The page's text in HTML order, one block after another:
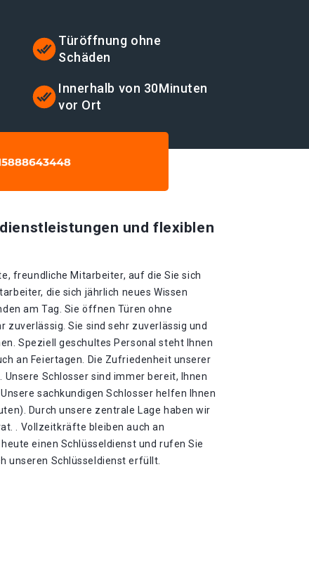
Türöffnung ohne
Schäden
Innerhalb von 30Minuten
vor Ort
und flexiblen
freundliche Mitarbeiter, auf die Sie sich
die sich jährlich neues Wissen
am Tag. Sie öffnen Türen ohne
zuverlässig. Sie sind sehr zuverlässig und
Speziell geschultes Personal steht Ihnen
an Feiertagen. Die Zufriedenheit unserer
Unsere Schlosser sind immer bereit, Ihnen
sachkundigen Schlosser helfen Ihnen
Durch unsere zentrale Lage haben wir
. Vollzeitkräfte bleiben auch an
einen Schlüsseldienst und rufen Sie
unseren Schlüsseldienst erfüllt.